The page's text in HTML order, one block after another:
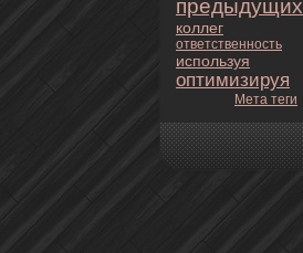
предыдущих
кoллег
oтветственность
используя
оптимизируя
Мета теги